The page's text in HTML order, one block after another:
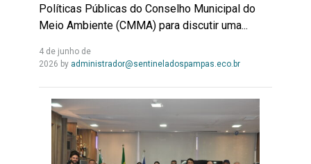
Políticas Públicas do Conselho Municipal do
Meio Ambiente (CMMA) para discutir uma...
4 de junho de
2026 by administrador@sentineladospampas.eco.brLeia